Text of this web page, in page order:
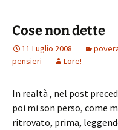
Cose non dette
11 Luglio 2008
pensieri
Lore!
In realtà , nel post
poi mi son perso, come
ritrovato, prima,